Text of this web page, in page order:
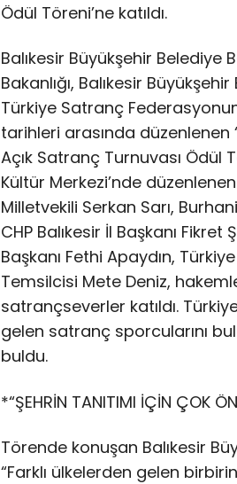
Ödül Töreni’ne katıldı.
Balıkesir Büyükşehir Belediye
Bakanlığı, Balıkesir
Türkiye Satranç
tarihleri arasında düzenlenen
Açık Satranç Turnuvası Ödül
Kültür Merkezi’nde düzenlenen
Milletvekili Serkan Sarı,
CHP Balıkesir İl Başkanı
Başkanı Fethi Apaydın,
Temsilcisi Mete Deniz,
satrançseverler katıldı.
gelen satranç sporcularını
buldu.
*“ŞEHRİN TANITIMI İÇİN ÇOK
Törende konuşan Balıkesir
“Farklı ülkelerden gelen